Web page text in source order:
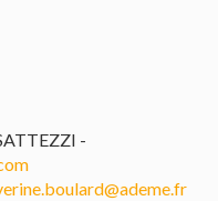
-